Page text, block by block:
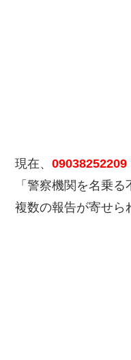
現在、09038252209
「警察機関を名乗
複数の報告が寄せら